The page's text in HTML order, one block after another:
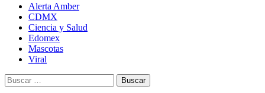
Alerta Amber
CDMX
Ciencia y Salud
Edomex
Mascotas
Viral
Buscar: